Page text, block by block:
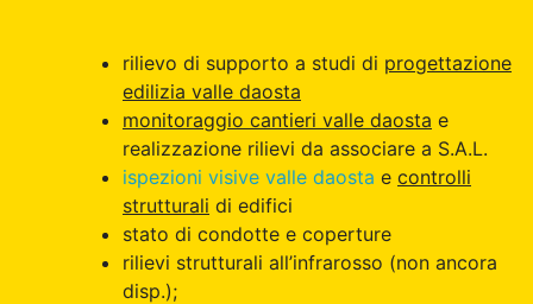
rilievo di supporto a studi di progettazione
edilizia valle daosta
monitoraggio cantieri valle daosta e
realizzazione rilievi da associare a S.A.L.
ispezioni visive valle daosta e controlli
strutturali di edifici
stato di condotte e coperture
rilievi strutturali all’infrarosso (non ancora
disp.);